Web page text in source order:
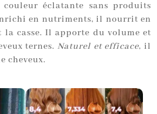
éclatante sans produits
en nutriments, il nourrit en
casse. Il apporte du volume et
ternes. Naturel et efficace, il
cheveux.